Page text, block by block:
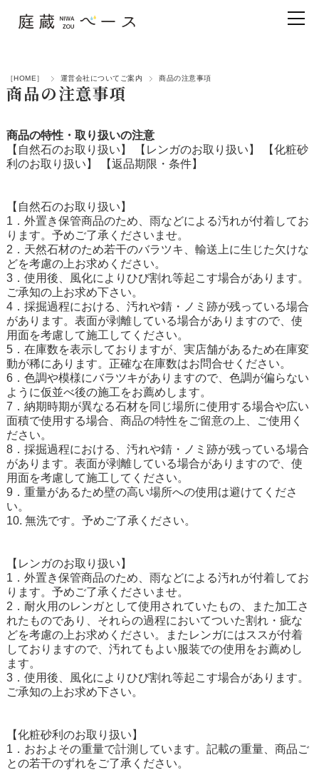
［HOME］ 運営会社についてご案内 商品の注意事項
商品の注意事項
商品の特性・取り扱いの注意
【自然石のお取り扱い】
【レンガのお取り扱い】
【化粧砂
利のお取り扱い】
【返品期限・条件】
【自然石のお取り扱い】
1．外置き保管商品のため、雨などによる汚れが付着してお
ります。予めご了承くださいませ。
2．天然石材のため若干のバラツキ、輸送上に生じた欠けな
どを考慮の上お求めください。
3．使用後、風化によりひび割れ等起こす場合があります。
ご承知の上お求め下さい。
4．採掘過程における、汚れや錆・ノミ跡が残っている場合
があります。表面が剥離している場合がありますので、使
用面を考慮して施工してください。
5．在庫数を表示しておりますが、実店舗があるため在庫変
動が稀にあります。正確な在庫数はお問合せください。
6．色調や模様にバラツキがありますので、色調が偏らない
ように仮並べ後の施工をお薦めします。
7．納期時期が異なる石材を同じ場所に使用する場合や広い
面積で使用する場合、商品の特性をご留意の上、ご使用く
ださい。
8．採掘過程における、汚れや錆・ノミ跡が残っている場合
があります。表面が剥離している場合がありますので、使
用面を考慮して施工してください。
9．重量があるため壁の高い場所への使用は避けてくださ
い。
10. 無洗です。予めご了承ください。
【レンガのお取り扱い】
1．外置き保管商品のため、雨などによる汚れが付着してお
ります。予めご了承くださいませ。
2．耐火用のレンガとして使用されていたもの、また加工さ
れたものであり、それらの過程においてついた割れ・疵な
どを考慮の上お求めください。またレンガにはススが付着
しておりますので、汚れてもよい服装での使用をお薦めし
ます。
3．使用後、風化によりひび割れ等起こす場合があります。
ご承知の上お求め下さい。
【化粧砂利のお取り扱い】
1．おおよその重量で計測しています。記載の重量、商品ご
との若干のずれをご了承ください。